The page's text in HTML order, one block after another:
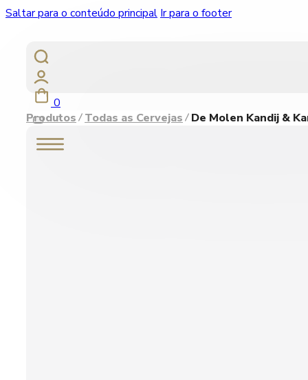
Saltar para o conteúdo principal Ir para o footer
0
Produtos
Todas as Cervejas De Molen Kandij &